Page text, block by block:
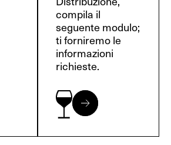
compila il
seguente modulo;
ti forniremo le
informazioni
richieste.